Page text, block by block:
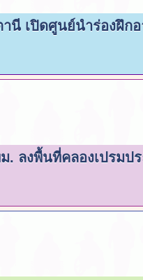
านี เปิดศูนย์นำร่องฝึ
. ลงพื้นที่คลองเปรม